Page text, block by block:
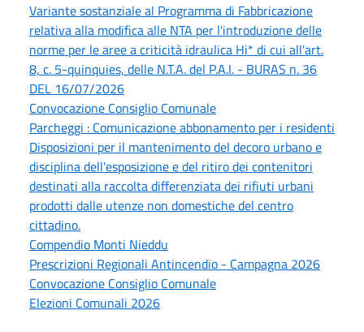
Variante sostanziale al Programma di Fabbricazione
relativa alla modifica alle NTA per l'introduzione delle
norme per le aree a criticità idraulica Hi* di cui all'art.
8, c. 5-quinquies, delle N.T.A. del P.A.I. - BURAS n. 36
DEL 16/07/2026
Convocazione Consiglio Comunale
Parcheggi : Comunicazione abbonamento per i residenti
Disposizioni per il mantenimento del decoro urbano e
disciplina dell'esposizione e del ritiro dei contenitori
destinati alla raccolta differenziata dei rifiuti urbani
prodotti dalle utenze non domestiche del centro
cittadino.
Compendio Monti Nieddu
Prescrizioni Regionali Antincendio - Campagna 2026
Convocazione Consiglio Comunale
Elezioni Comunali 2026